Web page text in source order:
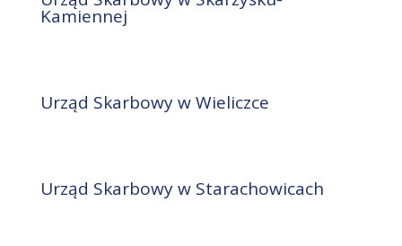
Kamiennej
Urząd Skarbowy w Wieliczce
Urząd Skarbowy w Starachowicach